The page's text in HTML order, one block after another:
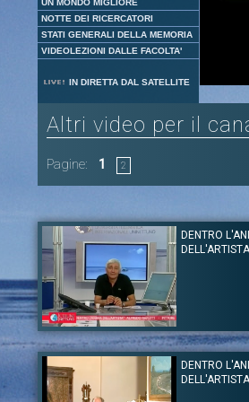
UN MONDO MIGLIORE
NOTTE DEI RICERCATORI
STATI GENERALI DELLA MEMORIA
VIDEOLEZIONI DALLE FACOLTA'
IN DIRETTA DAL SATELLITE
Altri video per il
Pagine: 1 2
DENTRO
DELL'ARTISTA
Autore:Alfredo Rapetti
Canale:Dentro l'anima dell'artista
Il pittore Alfredo Rapetti parla dell’arte.
stesse regole. Ci si innamora di un oggetto
persona, il suo rapporto con le opere è
DENTRO
DELL'ARTISTA